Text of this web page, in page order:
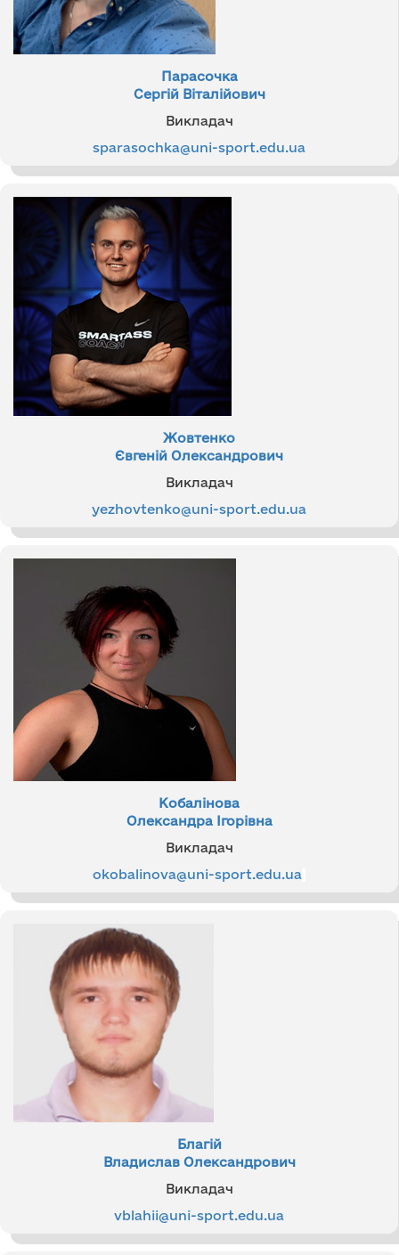
Парасочка
Сергій Віталійович
Викладач
sparasochka@uni-sport.edu.ua
Жовтенко
Євгеній Олександрович
Викладач
yezhovtenko@uni-sport.edu.ua
Кобалінова
Олександра Ігорівна
Викладач
okobalinova@uni-sport.edu.ua
Благій
Владислав Олександрович
Викладач
vblahii@uni-sport.edu.ua